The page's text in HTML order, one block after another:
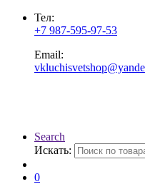
Тел:
+7 987-595-97-53
Email:
Search
Искать:
0